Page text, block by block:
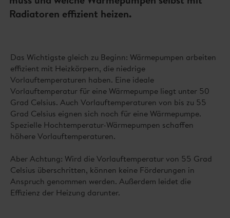
Radiatoren effizient heizen.
Das Wichtigste gleich zu Beginn: Wärmepumpen arbeiten
effizient mit Heizkörpern, die niedrige
Vorlauftemperaturen haben. Eine ideale
Vorlauftemperatur für eine Wärmepumpe liegt unter 50
Grad Celsius. Auch Vorlauftemperaturen von bis zu 55
Grad Celsius eignen sich noch für eine Wärmepumpe.
Spezielle Hochtemperatur-Wärmepumpen schaffen
höhere Vorlauftemperaturen.
Aber Achtung: Wird die Vorlauftemperatur von 55 Grad
Celsius überschritten, können keine Förderungen in
Anspruch genommen werden. Außerdem leidet die
Effizienz der Heizung darunter.